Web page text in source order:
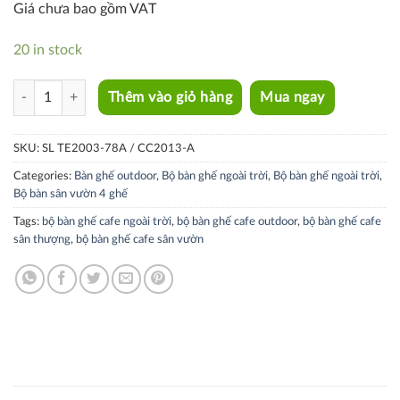
Giá chưa bao gồm VAT
20 in stock
SL TE2003-78A / CC2013-A quantity
Thêm vào giỏ hàng Mua ngay
SKU: SL TE2003-78A / CC2013-A
Categories: Bàn ghế outdoor, Bộ bàn ghế ngoài trời, Bộ bàn ghế ngoài trời,
Bộ bàn sân vườn 4 ghế
Tags: bộ bàn ghế cafe ngoài trời, bộ bàn ghế cafe outdoor, bộ bàn ghế cafe
sân thượng, bộ bàn ghế cafe sân vườn